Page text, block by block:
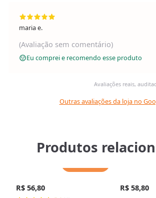
maria e.
(Avaliação sem comentário)
Eu comprei e recomendo esse produto
Avaliações reais,
Outras avaliações da loja no
Produtos
R$ 56,80 R$ 58,80